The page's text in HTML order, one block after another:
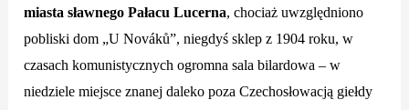
miasta sławnego Pałacu Lucerna, chociaż uwzględniono
pobliski dom „U Nováků”, niegdyś sklep z 1904 roku, w
czasach komunistycznych ogromna sala bilardowa – w
niedziele miejsce znanej daleko poza Czechosłowacją giełdy